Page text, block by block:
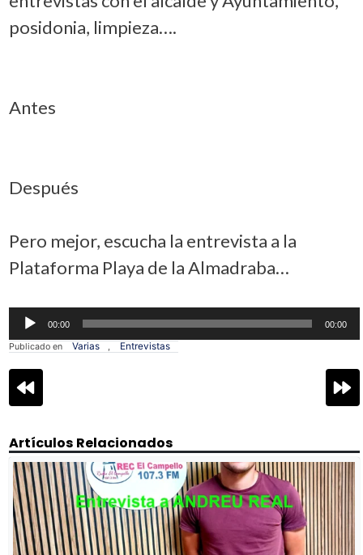
posidonia, limpieza….
Antes
Después
Pero mejor, escucha la entrevista a la
Plataforma Playa de la Almadraba…
audio
00:00 00:00
Publicado en Varias , Entrevistas
Navegación
de
Artículos Relacionados